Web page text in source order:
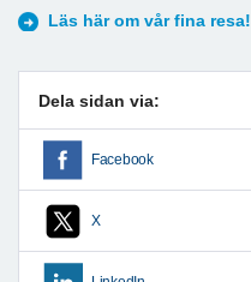
Läs här om vår fina resa!
Dela sidan via:
Facebook
X